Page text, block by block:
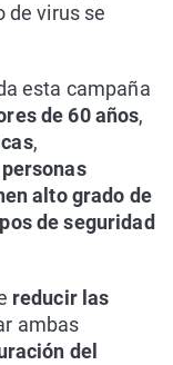
de virus se
esta campaña
de 60 años,
,
personas
alto grado de
de seguridad
reducir las
ambas
del